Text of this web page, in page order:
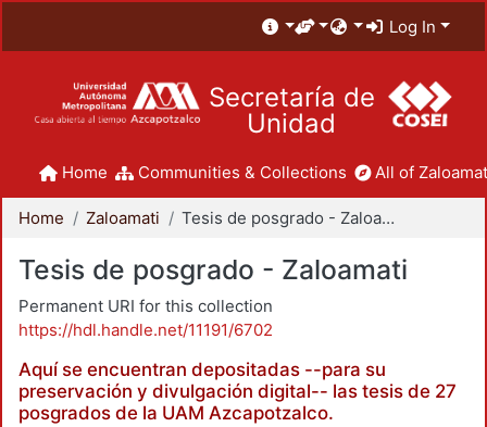
Log In
Secretaría de
Unidad
Home Communities & Collections All of
Home Zaloamati Tesis de posgrado - Zaloamati
Tesis de posgrado - Zaloamati
Permanent URI for this collection
https://hdl.handle.net/11191/6702
Aquí se encuentran depositadas --para su
preservación y divulgación digital-- las tesis de 27
posgrados de la UAM Azcapotzalco.